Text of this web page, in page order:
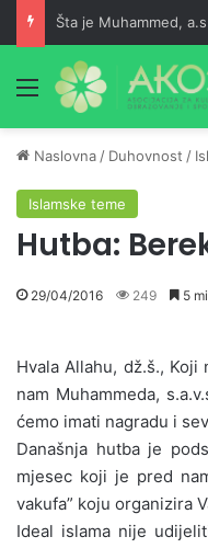
Meni
Naslovna / Duhovnost /
Islamske teme
Hutba:
29/04/2016 249 5
Hvala Allahu, dž.š.,
nam Muhammeda,
ćemo imati nagradu i
Današnja hutba je
mjesec koji je pred
vakufa” koju organizira
Ideal islama nije